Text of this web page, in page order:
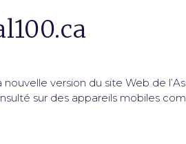
version du site Web de
sur des appareils mobiles